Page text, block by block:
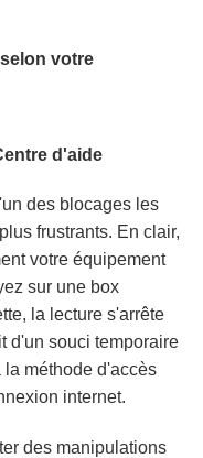
votre
d'aide
hors ligne sur
des blocages les
frustrants. En clair,
votre équipement
sur une box
la lecture s'arrête
d'un souci temporaire
la méthode d'accès
internet.
des manipulations